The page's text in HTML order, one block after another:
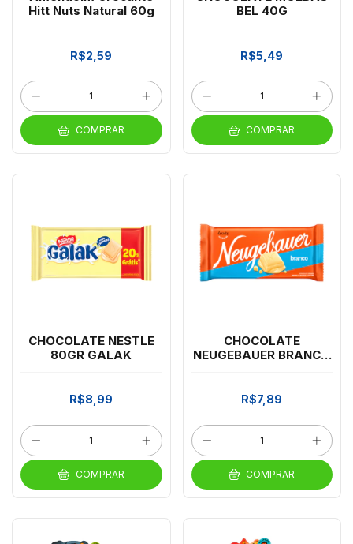
Hitt Nuts Natural 60g
R$2,59
COMPRAR
BEL 40G
R$5,49
COMPRAR
CHOCOLATE NESTLE
80GR GALAK
R$8,99
COMPRAR
CHOCOLATE
NEUGEBAUER BRANCO
R$7,89
COMPRAR